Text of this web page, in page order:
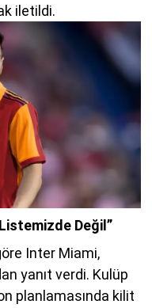
iletildi.
Değil”
Inter Miami,
yanıt verdi. Kulüp
planlamasında kilit